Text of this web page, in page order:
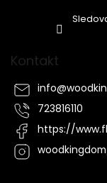
Kontakt
info@
723816110
https://